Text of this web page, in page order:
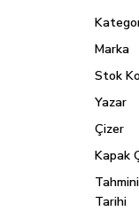
Marka
Stok
Yazar
Çizer
Kapak
Tarihi